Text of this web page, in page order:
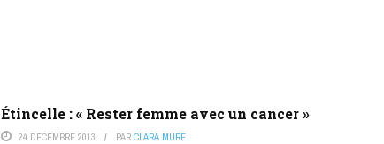
Étincelle : « Rester femme avec un cancer »
24 DÉCEMBRE 2013 PAR CLARA MURE